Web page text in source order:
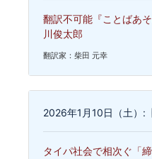
翻訳不可能『ことばあ
川俊太郎
翻訳家：柴田 元幸
2026年1月10日（土）:
タイパ社会で相次ぐ「